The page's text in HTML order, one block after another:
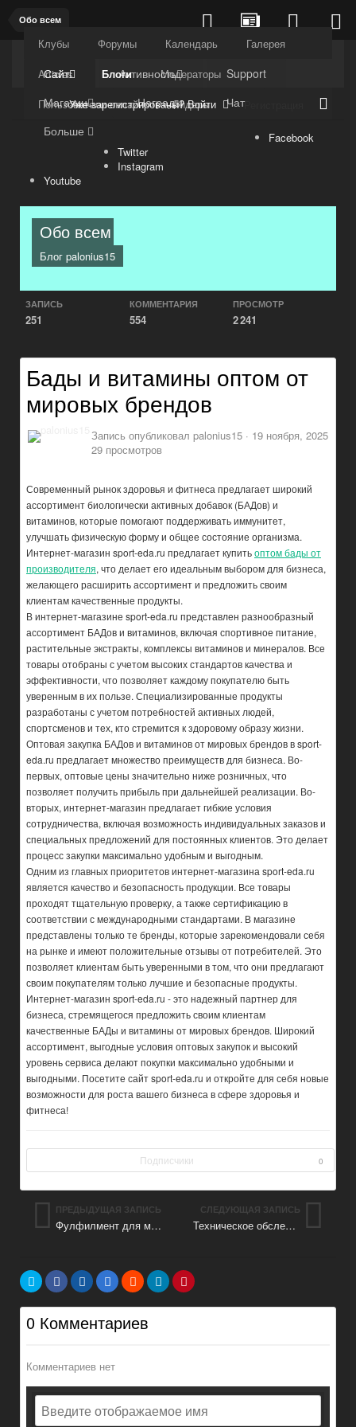
Обо всем
Kuli4kam.net Дружный форум
Сайт
Клубы Форумы Календарь
Галерея
Articles
Блоги
Модераторы
Пользователи онлайн
Лидеры
Активность
Support
Магазин
Награды
Чат
Больше
Уже зарегистрированы? Войти Регистрация
Facebook
Twitter
Instagram
Youtube
Обо всем
Блог palonius15
ЗАПИСЬ
251
КОММЕНТАРИЯ
554
ПРОСМОТР
2 241
Бады и витамины оптом от
мировых брендов
Запись опубликовал palonius15 · 19 ноября, 2025
29 просмотров
Современный рынок здоровья и фитнеса предлагает широкий
ассортимент биологически активных добавок (БАДов) и
витаминов, которые помогают поддерживать иммунитет,
улучшать физическую форму и общее состояние организма.
Интернет-магазин sport-eda.ru предлагает купитьоптом бады от
производителя, что делает его идеальным выбором для бизнеса,
желающего расширить ассортимент и предложить своим
клиентам качественные продукты.
В интернет-магазине sport-eda.ru представлен разнообразный
ассортимент БАДов и витаминов, включая спортивное питание,
растительные экстракты, комплексы витаминов и минералов. Все
товары отобраны с учетом высоких стандартов качества и
эффективности, что позволяет каждому покупателю быть
уверенным в их пользе. Специализированные продукты
разработаны с учетом потребностей активных людей,
спортсменов и тех, кто стремится к здоровому образу жизни.
Оптовая закупка БАДов и витаминов от мировых брендов в sport-
eda.ru предлагает множество преимуществ для бизнеса. Во-
первых, оптовые цены значительно ниже розничных, что
позволяет получить прибыль при дальнейшей реализации. Во-
вторых, интернет-магазин предлагает гибкие условия
сотрудничества, включая возможность индивидуальных заказов и
специальных предложений для постоянных клиентов. Это делает
процесс закупки максимально удобным и выгодным.
Одним из главных приоритетов интернет-магазина sport-eda.ru
является качество и безопасность продукции. Все товары
проходят тщательную проверку, а также сертификацию в
соответствии с международными стандартами. В магазине
представлены только те бренды, которые зарекомендовали себя
на рынке и имеют положительные отзывы от потребителей. Это
позволяет клиентам быть уверенными в том, что они предлагают
своим покупателям только лучшие и безопасные продукты.
Интернет-магазин sport-eda.ru - это надежный партнер для
бизнеса, стремящегося предложить своим клиентам
качественные БАДы и витамины от мировых брендов. Широкий
ассортимент, выгодные условия оптовых закупок и высокий
уровень сервиса делают покупки максимально удобными и
выгодными. Посетите сайт sport-eda.ru и откройте для себя новые
возможности для роста вашего бизнеса в сфере здоровья и
фитнеса!
Подписчики 0
ПРЕДЫДУЩАЯ ЗАПИСЬ
Фулфилмент для маркетплейсов
СЛЕДУЮЩАЯ ЗАПИСЬ
Техническое обследование зданий и сооружений
0 Комментариев
Комментариев нет